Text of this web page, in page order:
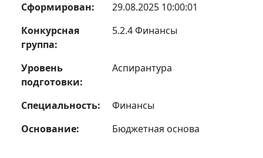
Сформирован:
29.08.2025 10:00:01
Конкурсная
группа:
5.2.4 Финансы
Уровень
подготовки:
Аспирантура
Специальность:
Финансы
Основание:
Бюджетная основа